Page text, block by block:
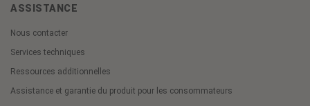
ASSISTANCE
Nous contacter
Services techniques
Ressources additionnelles
Assistance et garantie du produit pour les consommateurs